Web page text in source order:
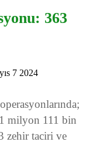
363
7 2024
milyon 111 bin
zehir taciri ve